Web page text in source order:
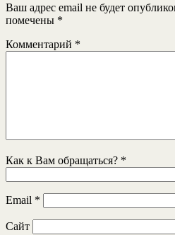
Ваш адрес email не будет
помечены *
Комментарий *
Как к Вам обращаться? *
Email *
Сайт